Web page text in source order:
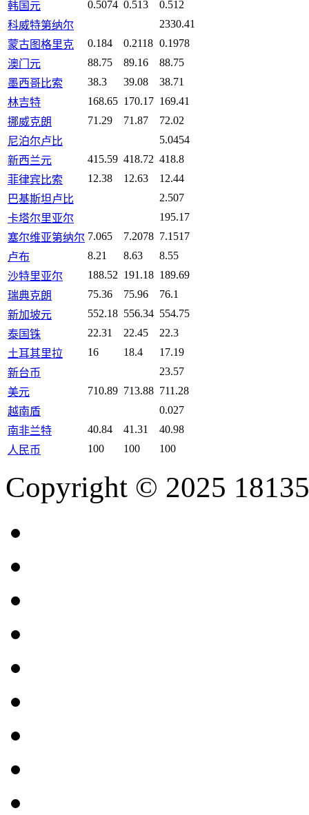
韩国元 0.5074 0.513
0.512
科威特第纳尔
2330.41
蒙古图格里克
0.184 0.2118 0.1978
澳门元
88.75 89.16
88.75
墨西哥比索
38.3 39.08
38.71
林吉特
168.65 170.17 169.41
挪威克朗
71.29 71.87
72.02
尼泊尔卢比
5.0454
新西兰元
415.59 418.72 418.8
菲律宾比索
12.38 12.63
12.44
巴基斯坦卢比
2.507
卡塔尔里亚尔
195.17
塞尔维亚第纳尔 7.065 7.2078 7.1517
卢布
8.21 8.63
8.55
沙特里亚尔
188.52 191.18 189.69
瑞典克朗
75.36 75.96
76.1
新加坡元
552.18 556.34 554.75
泰国铢
22.31 22.45
22.3
土耳其里拉
16 18.4
17.19
新台币
23.57
美元
710.89 713.88 711.28
越南盾
0.027
南非兰特
40.84 41.31
40.98
人民币
100 100 100
Copyright © 2025